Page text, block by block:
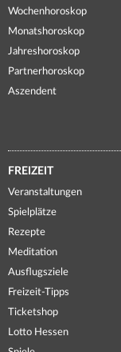
Wochenhoroskop
Monatshoroskop
Jahreshoroskop
Partnerhoroskop
Aszendent
FREIZEIT
Veranstaltungen
Spielplätze
Rezepte
Meditation
Ausflugsziele
Freizeit-Tipps
Ticketshop
Lotto Hessen